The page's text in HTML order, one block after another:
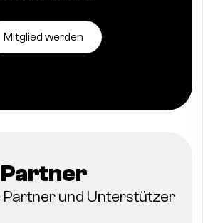
Mitglied werden
Partner
Partner und Unterstützer